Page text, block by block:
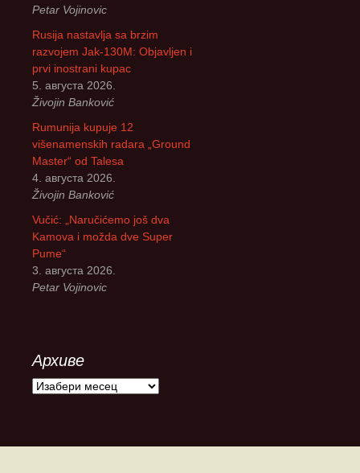
Petar Vojinovic
Rusija nastavlja sa brzim
razvojem Jak-130M: Objavljen i
prvi inostrani kupac
5. августа 2026.
Živojin Banković
Rumunija kupuje 12
višenamenskih radara „Ground
Master“ od Talesa
4. августа 2026.
Živojin Banković
Vučić: „Naručićemo još dva
Kamova i možda dve Super
Pume“
3. августа 2026.
Petar Vojinovic
Архиве
А